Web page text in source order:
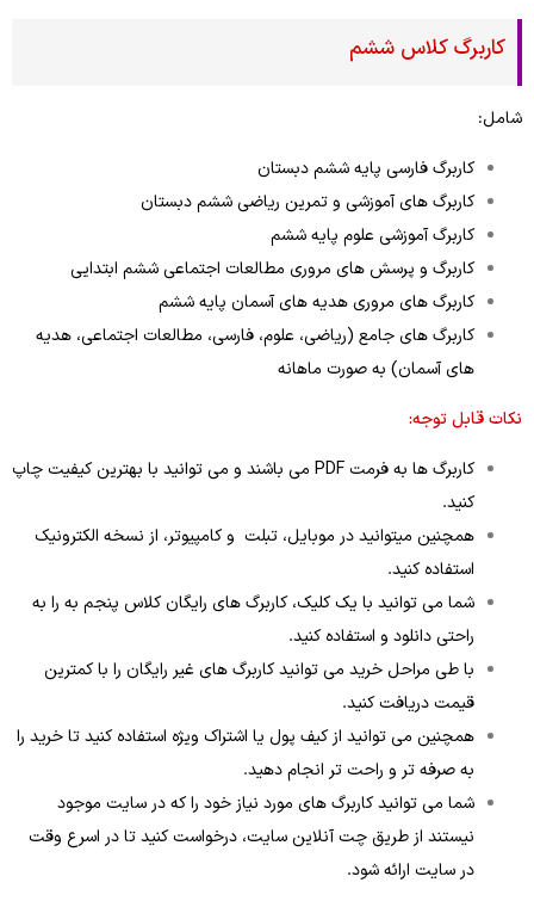
کاربرگ کلاس ششم
شامل:
کاربرگ فارسی پایه ششم دبستان
کاربرگ های آموزشی و تمرین ریاضی ششم دبستان
کاربرگ آموزشی علوم پایه ششم
کاربرگ و پرسش های مروری مطالعات اجتماعی ششم ابتدایی
کاربرگ های مروری هدیه های آسمان پایه ششم
کاربرگ های جامع (ریاضی، علوم، فارسی، مطالعات اجتماعی، هدیه
های آسمان) به صورت ماهانه
نکات قابلتوجه:
کاربرگ ها به فرمت PDF می باشند و می توانید با بهترین کیفیت چاپ
کنید.
همچنین میتوانید در موبایل، تبلت و کامپیوتر، از نسخه الکترونیک
استفاده کنید.
شما می توانید با یک کلیک، کاربرگ های رایگان کلاس پنجم به را به
راحتی دانلود و استفاده کنید.
با طی مراحل خرید می توانید کاربرگ های غیر رایگان را با کمترین
قیمت دریافت کنید.
همچنین می توانید از کیف پول یا اشتراک ویژه استفاده کنید تا خرید را
به صرفه تر و راحت تر انجام دهید.
شما می توانید کاربرگ های مورد نیاز خود را که در سایت موجود
نیستند از طریق چت آنلاین سایت، درخواست کنید تا در اسرع وقت
در سایت ارائه شود.